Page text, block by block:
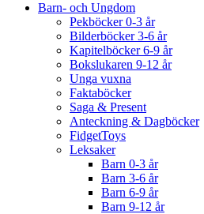
Barn- och Ungdom
Pekböcker 0-3 år
Bilderböcker 3-6 år
Kapitelböcker 6-9 år
Bokslukaren 9-12 år
Unga vuxna
Faktaböcker
Saga & Present
Anteckning & Dagböcker
FidgetToys
Leksaker
Barn 0-3 år
Barn 3-6 år
Barn 6-9 år
Barn 9-12 år